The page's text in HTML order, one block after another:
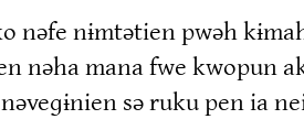
nəfe nɨmtətien pwəh
nəha mana fwe kwopun
sə ruku pen ia